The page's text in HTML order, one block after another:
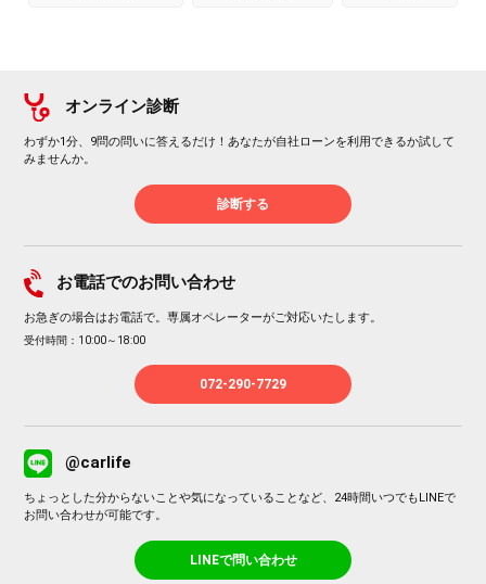
オンライン診断
わずか1分、9問の問いに答えるだけ！あなたが自社ローンを利用できるか試して
みませんか。
診断する
お電話でのお問い合わせ
お急ぎの場合はお電話で。専属オペレーターがご対応いたします。
受付時間：10:00～18:00
072-290-7729
@carlife
ちょっとした分からないことや気になっていることなど、24時間いつでもLINEで
お問い合わせが可能です。
LINEで問い合わせ